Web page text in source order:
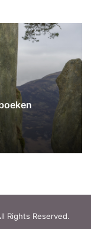
Rights Reserved.